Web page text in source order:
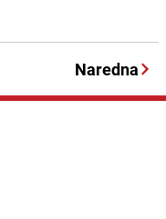
Naredna